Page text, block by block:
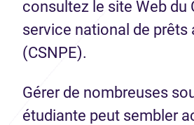
consultez le site Web du
service national de prêts
(CSNPE).
Gérer de nombreuses
étudiante peut sembler